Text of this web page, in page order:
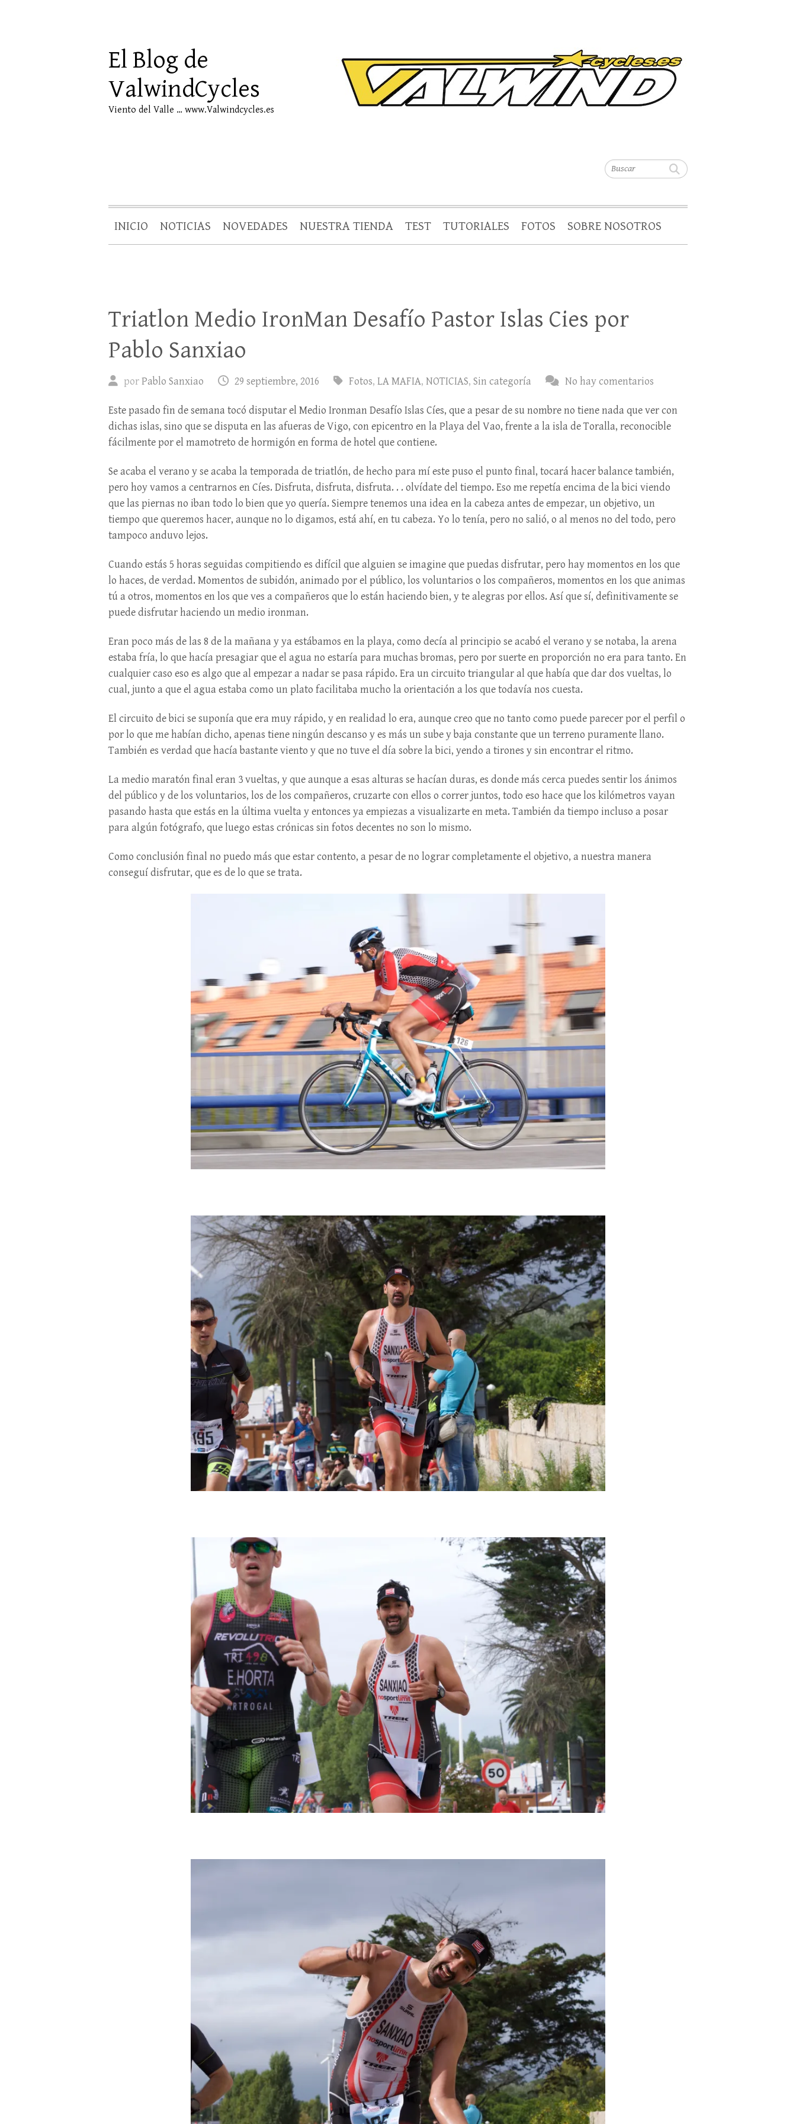
Buscar
El Blog de
ValwindCycles
Viento del Valle … www.Valwindcycles.es
INICIO NOTICIAS NOVEDADES NUESTRA TIENDA TEST TUTORIALES FOTOS SOBRE NOSOTROS
Triatlon Medio IronMan Desafío Pastor Islas Cies por
Pablo Sanxiao
porPablo Sanxiao 29 septiembre, 2016 Fotos, LA MAFIA, NOTICIAS, Sin categoría No hay comentarios
Este pasado fin de semana tocó disputar el Medio Ironman Desafío Islas Cíes, que a pesar de su nombre no tiene nada que ver con
dichas islas, sino que se disputa en las afueras de Vigo, con epicentro en la Playa del Vao, frente a la isla de Toralla, reconocible
fácilmente por el mamotreto de hormigón en forma de hotel que contiene.
Se acaba el verano y se acaba la temporada de triatlón, de hecho para mí este puso el punto final, tocará hacer balance también,
pero hoy vamos a centrarnos en Cíes. Disfruta, disfruta, disfruta. . . olvídate del tiempo. Eso me repetía encima de la bici viendo
que las piernas no iban todo lo bien que yo quería. Siempre tenemos una idea en la cabeza antes de empezar, un objetivo, un
tiempo que queremos hacer, aunque no lo digamos, está ahí, en tu cabeza. Yo lo tenía, pero no salió, o al menos no del todo, pero
tampoco anduvo lejos.
Cuando estás 5 horas seguidas compitiendo es difícil que alguien se imagine que puedas disfrutar, pero hay momentos en los que
lo haces, de verdad. Momentos de subidón, animado por el público, los voluntarios o los compañeros, momentos en los que animas
tú a otros, momentos en los que ves a compañeros que lo están haciendo bien, y te alegras por ellos. Así que sí, definitivamente se
puede disfrutar haciendo un medio ironman.
Eran poco más de las 8 de la mañana y ya estábamos en la playa, como decía al principio se acabó el verano y se notaba, la arena
estaba fría, lo que hacía presagiar que el agua no estaría para muchas bromas, pero por suerte en proporción no era para tanto. En
cualquier caso eso es algo que al empezar a nadar se pasa rápido. Era un circuito triangular al que había que dar dos vueltas, lo
cual, junto a que el agua estaba como un plato facilitaba mucho la orientación a los que todavía nos cuesta.
El circuito de bici se suponía que era muy rápido, y en realidad lo era, aunque creo que no tanto como puede parecer por el perfil o
por lo que me habían dicho, apenas tiene ningún descanso y es más un sube y baja constante que un terreno puramente llano.
También es verdad que hacía bastante viento y que no tuve el día sobre la bici, yendo a tirones y sin encontrar el ritmo.
La medio maratón final eran 3 vueltas, y que aunque a esas alturas se hacían duras, es donde más cerca puedes sentir los ánimos
del público y de los voluntarios, los de los compañeros, cruzarte con ellos o correr juntos, todo eso hace que los kilómetros vayan
pasando hasta que estás en la última vuelta y entonces ya empiezas a visualizarte en meta. También da tiempo incluso a posar
para algún fotógrafo, que luego estas crónicas sin fotos decentes no son lo mismo.
Como conclusión final no puedo más que estar contento, a pesar de no lograr completamente el objetivo, a nuestra manera
conseguí disfrutar, que es de lo que se trata.